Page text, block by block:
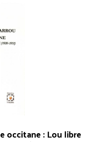
occitane : Lou libre